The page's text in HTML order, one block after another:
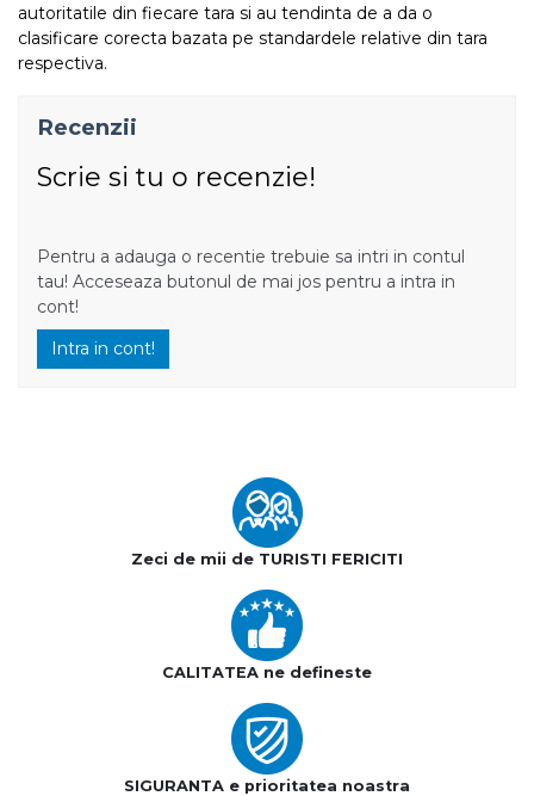
autoritatile din fiecare tara si au tendinta de a da o
clasificare corecta bazata pe standardele relative din tara
respectiva.
Recenzii
Scrie si tu o recenzie!
Pentru a adauga o recentie trebuie sa intri in contul
tau! Acceseaza butonul de mai jos pentru a intra in
cont!
Intra in cont!
Zeci de mii de TURISTI FERICITI
CALITATEA ne defineste
SIGURANTA e prioritatea noastra